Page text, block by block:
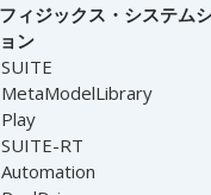
ィジックス・システム
ン
RT